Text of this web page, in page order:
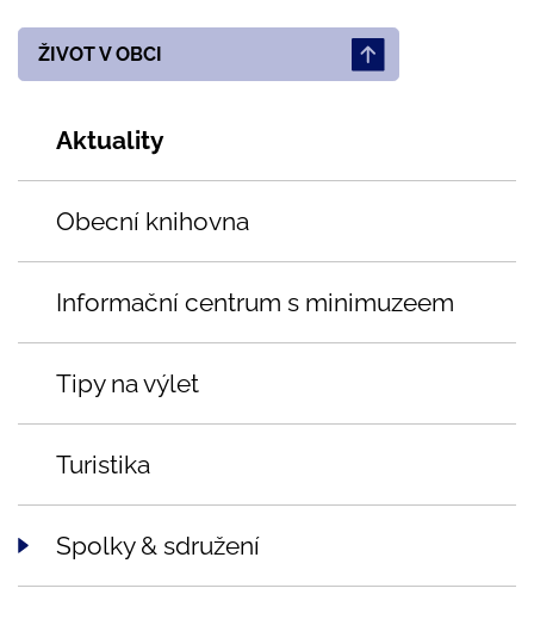
ŽIVOT V OBCI
Aktuality
Obecní knihovna
Informační centrum s minimuzeem
Tipy na výlet
Turistika
Spolky & sdružení